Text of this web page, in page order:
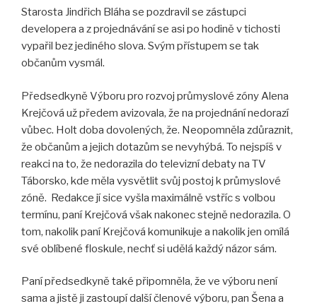
Starosta Jindřich Bláha se pozdravil se zástupci
developera a z projednávání se asi po hodině v tichosti
vypařil bez jediného slova. Svým přístupem se tak
občanům vysmál.
Předsedkyně Výboru pro rozvoj průmyslové zóny Alena
Krejčová už předem avizovala, že na projednání nedorazí
vůbec. Holt doba dovolených, že. Neopomněla zdůraznit,
že občanům a jejich dotazům se nevyhýbá. To nejspíš v
reakci na to, že nedorazila do televizní debaty na TV
Táborsko, kde měla vysvětlit svůj postoj k průmyslové
zóně. Redakce jí sice vyšla maximálně vstříc s volbou
termínu, paní Krejčová však nakonec stejně nedorazila. O
tom, nakolik paní Krejčová komunikuje a nakolik jen omílá
své oblíbené floskule, nechť si udělá každý názor sám.
Paní předsedkyně také připomněla, že ve výboru není
sama a jistě ji zastoupí další členové výboru, pan Šena a